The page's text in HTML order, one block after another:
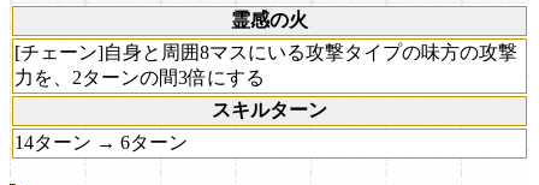
霊感の火
[チェーン]自身と周囲8マスにいる攻撃タイプの味方の攻撃
力を、2ターンの間3倍にする
スキルターン
14ターン → 6ターン